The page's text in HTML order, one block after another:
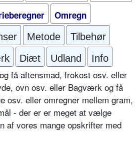
Omregn
Metode
Tilbehør
Diæt Udland Info
få aftensmad, frokost osv. eller
ovn osv. eller Bagværk og få
osv. eller omregner mellem gram,
- der er er meget at vælge
af vores mange opskrifter med